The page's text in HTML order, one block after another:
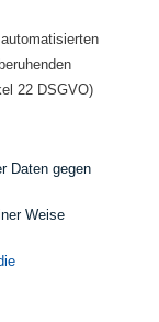
22 DSGVO)
Daten gegen
Weise